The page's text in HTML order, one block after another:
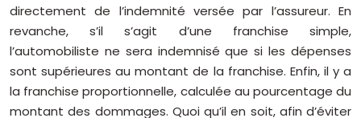
directement de l’indemnité versée par l’assureur. En
revanche, s’il s’agit d’une franchise simple,
l’automobiliste ne sera indemnisé que si les dépenses
sont supérieures au montant de la franchise. Enfin, il y a
la franchise proportionnelle, calculée au pourcentage du
montant des dommages. Quoi qu’il en soit, afin d’éviter